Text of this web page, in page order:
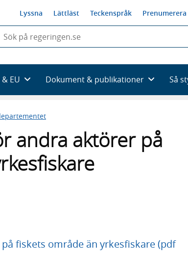
Lyssna Lättläst Teckenspråk
du
EU Dokument & publikationer Så
andra aktörer på
fiskets område än yrkesfiskare (pdf